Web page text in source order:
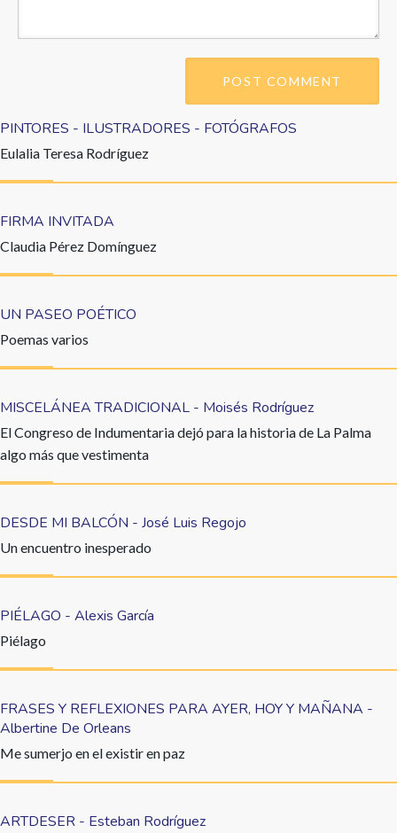
PINTORES - ILUSTRADORES - FOTÓGRAFOS
Eulalia Teresa Rodríguez
FIRMA INVITADA
Claudia Pérez Domínguez
UN PASEO POÉTICO
Poemas varios
MISCELÁNEA TRADICIONAL - Moisés Rodríguez
El Congreso de Indumentaria dejó para la historia de La Palma
algo más que vestimenta
DESDE MI BALCÓN - José Luis Regojo
Un encuentro inesperado
PIÉLAGO - Alexis García
Piélago
FRASES Y REFLEXIONES PARA AYER, HOY Y MAÑANA -
Albertine De Orleans
Me sumerjo en el existir en paz
ARTDESER - Esteban Rodríguez